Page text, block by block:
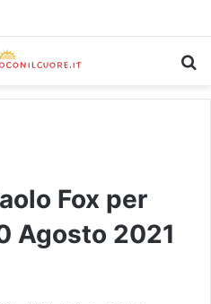
Fox per
Agosto 2021